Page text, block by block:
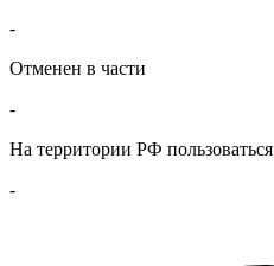
-
Отменен в части
-
На территории РФ пользоваться
-